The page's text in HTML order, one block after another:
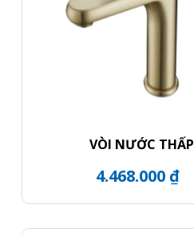
VÒI NƯỚC THẤP
4.468.000 ₫